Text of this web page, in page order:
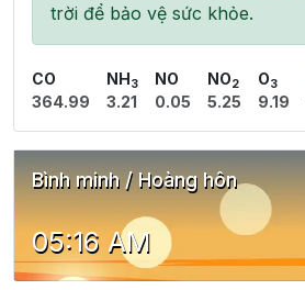
trời để bảo vệ sức khỏe.
CO
364.99
NH 3
3.21
NO
0.05
NO2
5.25
O3
9.19
Bình minh / Hoàng hôn
05:16 AM